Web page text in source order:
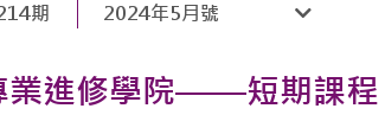
期 2024年5月號
業進修學院——短期課程